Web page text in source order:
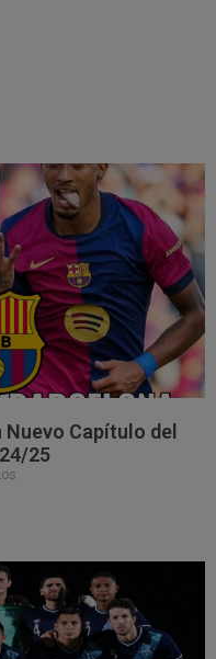
Nuevo Capítulo del
25